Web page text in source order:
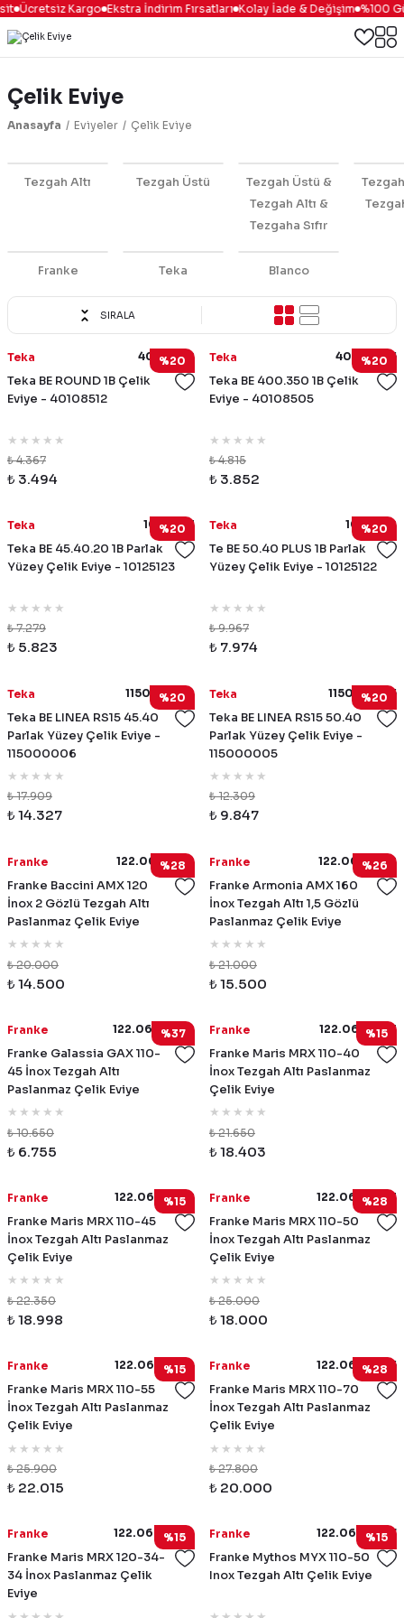
Ücretsiz Kargo Ekstra İndirim Fırsatları Kolay İade & Değişim %100
Çelik Eviye
Anasayfa Eviyeler Çelik Eviye
Tezgah Altı Tezgah Üstü
Tezgah Üstü &
Tezgah Altı &
Tezgaha Sıfır
Franke Teka Blanco
SIRALA
%20
Teka 40108512
Teka BE ROUND 1B Çelik
Eviye - 40108512
₺ 4.367
₺ 3.494
%20
Teka 40108505
Teka BE 400.350 1B Çelik
Eviye - 40108505
₺ 4.815
₺ 3.852
%20
Teka 10125123
Teka BE 45.40.20 1B Parlak
Yüzey Çelik Eviye - 10125123
₺ 7.279
₺ 5.823
%20
Teka 10125122
Te BE 50.40 PLUS 1B Parlak
Yüzey Çelik Eviye - 10125122
₺ 9.967
₺ 7.974
%20
Teka 115000006
Teka BE LINEA RS15 45.40
Parlak Yüzey Çelik Eviye -
115000006
₺ 17.909
₺ 14.327
%20
Teka 115000005
Teka BE LINEA RS15 50.40
Parlak Yüzey Çelik Eviye -
115000005
₺ 12.309
₺ 9.847
%28
Franke 122.0021.446
Franke Baccini AMX 120
İnox 2 Gözlü Tezgah Altı
Paslanmaz Çelik Eviye
₺ 20.000
₺ 14.500
%26
Franke 122.0021.448
Franke Armonia AMX 160
İnox Tezgah Altı 1,5 Gözlü
Paslanmaz Çelik Eviye
₺ 21.000
₺ 15.500
%37
Franke 122.0654.850
Franke Galassia GAX 110-
45 İnox Tezgah Altı
Paslanmaz Çelik Eviye
₺ 10.650
₺ 6.755
%15
Franke 122.0654.851
Franke Maris MRX 110-40
İnox Tezgah Altı Paslanmaz
Çelik Eviye
₺ 21.650
₺ 18.403
%15
Franke 122.0654.852
Franke Maris MRX 110-45
İnox Tezgah Altı Paslanmaz
Çelik Eviye
₺ 22.350
₺ 18.998
%28
Franke 122.0654.853
Franke Maris MRX 110-50
İnox Tezgah Altı Paslanmaz
Çelik Eviye
₺ 25.000
₺ 18.000
%15
Franke 122.0654.854
Franke Maris MRX 110-55
İnox Tezgah Altı Paslanmaz
Çelik Eviye
₺ 25.900
₺ 22.015
%28
Franke 122.0654.855
Franke Maris MRX 110-70
İnox Tezgah Altı Paslanmaz
Çelik Eviye
₺ 27.800
₺ 20.000
%15
Franke 122.0654.856
Franke Maris MRX 120-34-
34 İnox Paslanmaz Çelik
Eviye
%15
Franke 122.0654.857
Franke Mythos MYX 110-50
Inox Tezgah Altı Çelik Eviye